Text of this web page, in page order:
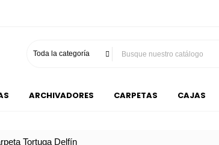
Toda la categoría
ARCHIVADORES CARPETAS CAJAS
Tortuga Delfín